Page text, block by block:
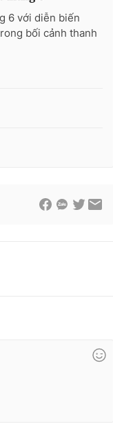
6 với diễn biến
bối cảnh thanh